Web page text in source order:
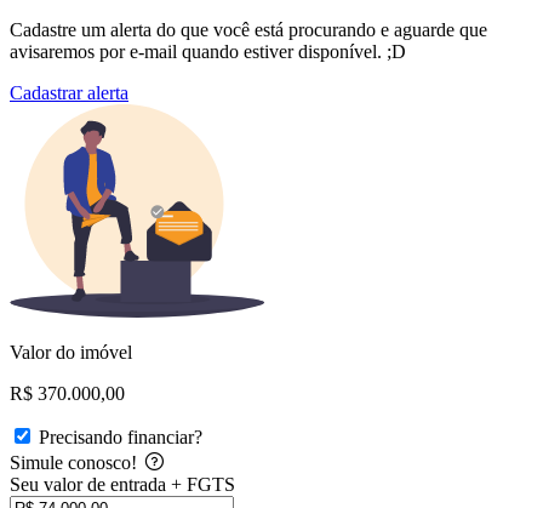
Cadastre um alerta do que você está procurando e aguarde que
avisaremos por e-mail quando estiver disponível. ;D
Cadastrar alerta
Valor do imóvel
R$ 370.000,00
Precisando financiar?
Simule conosco!
Seu valor de entrada + FGTS